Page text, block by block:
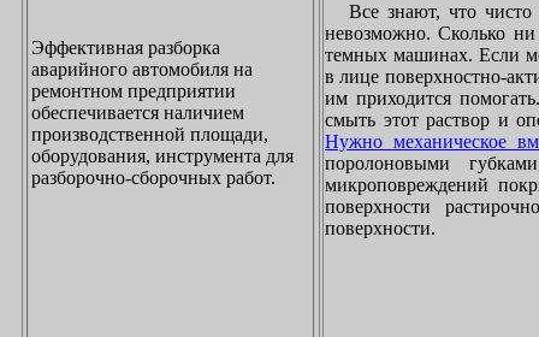
Эффективная разборка
аварийного автомобиля на
ремонтном предприятии
обеспечивается наличием
производственной площади,
оборудования, инструмента для
разборочно-сборочных работ.
Все знают, что чисто
невозможно. Сколько
темных машинах. Если
в лице поверхностно-
им приходится
смыть этот раствор и
Нужно механическое
поролоновыми
микроповреждений
поверхности
поверхности.